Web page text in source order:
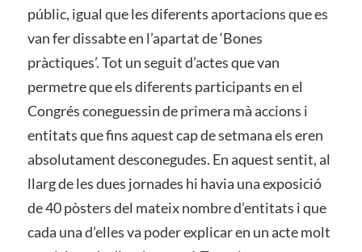
públic, igual que les diferents aportacions que es
van fer dissabte en l’apartat de ‘Bones
pràctiques’. Tot un seguit d’actes que van
permetre que els diferents participants en el
Congrés coneguessin de primera mà accions i
entitats que fins aquest cap de setmana els eren
absolutament desconegudes. En aquest sentit, al
llarg de les dues jornades hi havia una exposició
de 40 pòsters del mateix nombre d’entitats i que
cada una d’elles va poder explicar en un acte molt